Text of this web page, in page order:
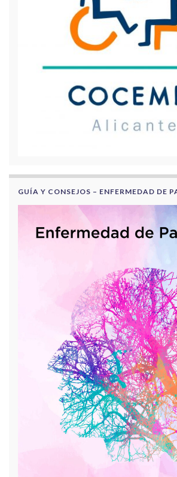
GUÍA Y CONSEJOS – ENFERMEDAD DE